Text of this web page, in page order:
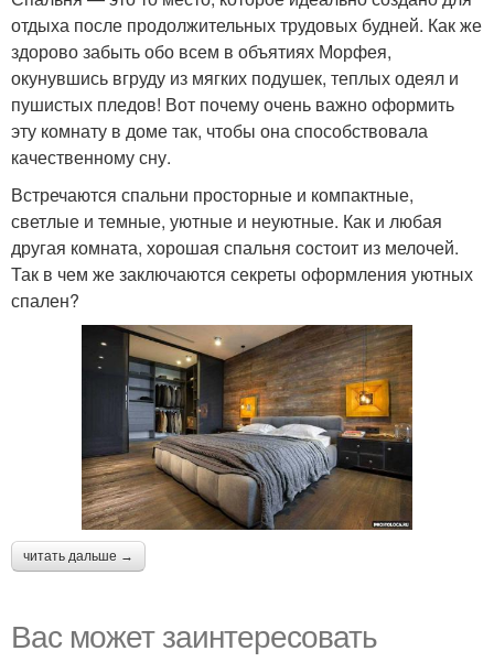
отдыха после продолжительных трудовых будней. Как же
здорово забыть обо всем в объятиях Морфея,
окунувшись вгруду из мягких подушек, теплых одеял и
пушистых пледов! Вот почему очень важно оформить
эту комнату в доме так, чтобы она способствовала
качественному сну.
Встречаются спальни просторные и компактные,
светлые и темные, уютные и неуютные. Как и любая
другая комната, хорошая спальня состоит из мелочей.
Так в чем же заключаются секреты оформления уютных
спален?
читать дальше →
Вас может заинтересовать